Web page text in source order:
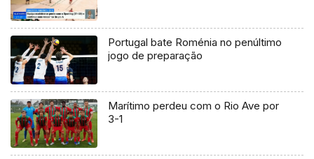
Portugal bate Roménia no penúltimo
jogo de preparação
Marítimo perdeu com o Rio Ave por
3-1